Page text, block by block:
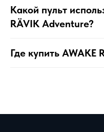
Какой пульт
RÄVIK Adventure?
Где купить AWAKE